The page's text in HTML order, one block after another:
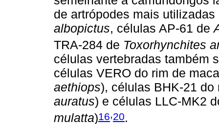
de artrópodes mais
albopictus, células AP-61 de
TRA-284 de Toxorhynchites
células vertebradas também
células VERO do rim de
aethiops), células BHK-21 do
auratus) e células LLC-MK2
mulatta)16,20.